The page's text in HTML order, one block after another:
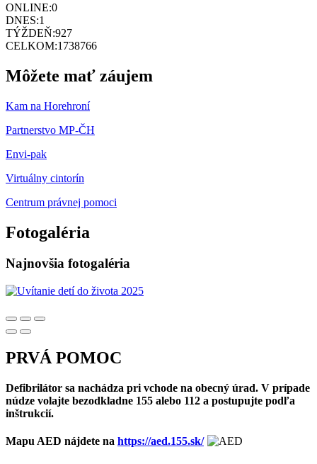
ONLINE:0
DNES:1
TÝŽDEŇ:927
CELKOM:1738766
Môžete mať záujem
Kam na Horehroní
Partnerstvo MP-ČH
Envi-pak
Virtuálny cintorín
Centrum právnej pomoci
Fotogaléria
Najnovšia fotogaléria
PRVÁ POMOC
Defibrilátor sa nachádza pri vchode na obecný úrad. V prípade
núdze volajte bezodkladne 155 alebo 112 a postupujte podľa
inštrukcií.
Mapu AED nájdete na https://aed.155.sk/